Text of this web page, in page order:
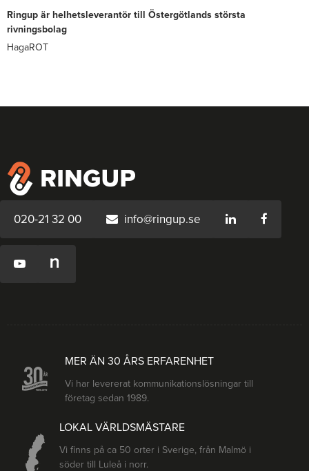
Ringup är helhetsleverantör till Östergötlands största
rivningsbolag
HagaROT
020-21 32 00 info@ringup.se
MER ÄN 30 ÅRS ERFARENHET
Vi har levererat kommunikationslösningar till
företag sedan 1989.
LOKAL VÄRLDSMÄSTARE
Vi finns på ca 50 orter i Sverige, från Malmö i
söder till Luleå i norr.